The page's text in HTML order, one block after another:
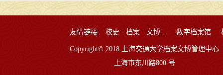
友情链接: 校史 · 档案 · 文博... 数字档案馆
Copyright© 2018 上海交通大学档案文博管理中心
上海市东川路800 号